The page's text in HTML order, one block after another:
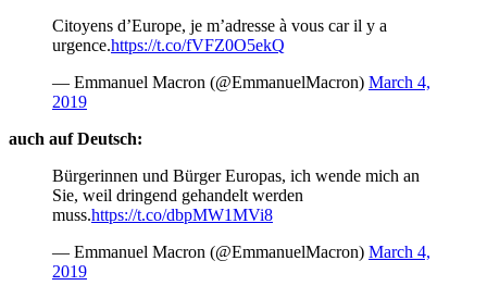
Citoyens d’Europe, je m’adresse à vous car il y a
urgence.https://t.co/fVFZ0O5ekQ
— Emmanuel Macron (@EmmanuelMacron) March 4,
2019
auch auf Deutsch:
Bürgerinnen und Bürger Europas, ich wende mich an
Sie, weil dringend gehandelt werden
muss.https://t.co/dbpMW1MVi8
— Emmanuel Macron (@EmmanuelMacron) March 4,
2019